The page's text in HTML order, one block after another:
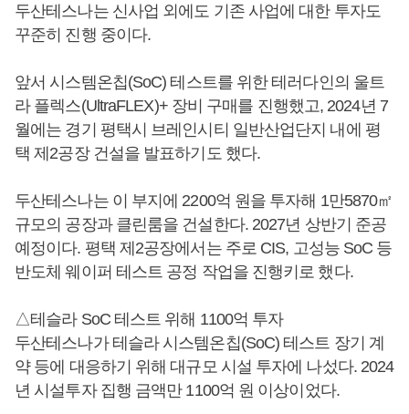
두산테스나는 신사업 외에도 기존 사업에 대한 투자도
꾸준히 진행 중이다.
앞서 시스템온칩(SoC) 테스트를 위한 테러다인의 울트
라 플렉스(UltraFLEX)+ 장비 구매를 진행했고, 2024년 7
월에는 경기 평택시 브레인시티 일반산업단지 내에 평
택 제2공장 건설을 발표하기도 했다.
두산테스나는 이 부지에 2200억 원을 투자해 1만5870㎡
규모의 공장과 클린룸을 건설한다. 2027년 상반기 준공
예정이다. 평택 제2공장에서는 주로 CIS, 고성능 SoC 등
반도체 웨이퍼 테스트 공정 작업을 진행키로 했다.
△테슬라 SoC 테스트 위해 1100억 투자
두산테스나가 테슬라 시스템온칩(SoC) 테스트 장기 계
약 등에 대응하기 위해 대규모 시설 투자에 나섰다. 2024
년 시설투자 집행 금액만 1100억 원 이상이었다.